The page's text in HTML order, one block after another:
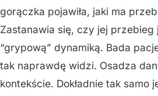
gorączka pojawiła, jaki ma
Zastanawia się, czy jej przebieg
“grypową” dynamiką. Bada
tak naprawdę widzi. Osadza
kontekście. Dokładnie tak samo